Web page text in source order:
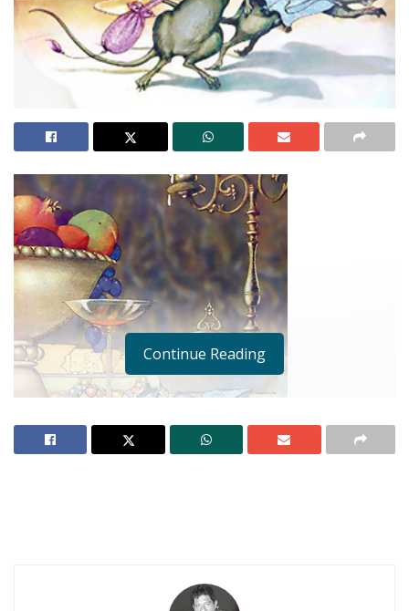
la corte, y lo invitó a que fuese a comer al
Continue Reading